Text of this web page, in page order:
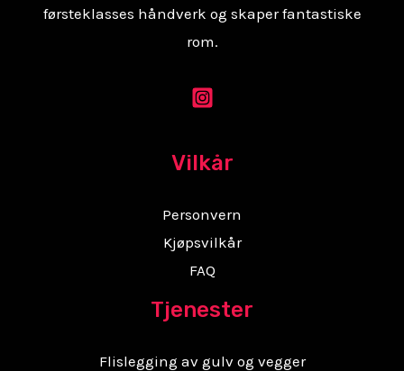
førsteklasses håndverk og skaper fantastiske
rom.
Vilkår
Personvern
Kjøpsvilkår
FAQ
Tjenester
Flislegging av gulv og vegger